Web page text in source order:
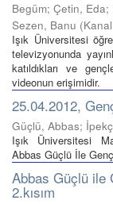
Begüm; Çetin, Eda;
Sezen, Banu (
Işık Üniversitesi
televizyonunda
katıldıkları ve
videonun erişimidir.
25.04.2012,
Güçlü, Abbas;
Işık Üniversitesi
Abbas Güçlü İle
Abbas Güçlü ile
2.kısım